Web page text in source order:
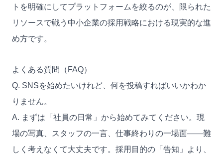
トを明確にしてプラットフォームを絞るのが、限られた
リソースで戦う中小企業の採用戦略における現実的な進
め方です。
よくある質問（FAQ）
Q. SNSを始めたいけれど、何を投稿すればいいかわか
りません。
A. まずは「社員の日常」から始めてみてください。現
場の写真、スタッフの一言、仕事終わりの一場面——難
しく考えなくて大丈夫です。採用目的の「告知」より、